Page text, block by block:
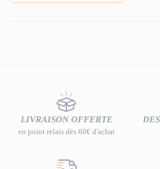
LIVRAISON OFFERTE
en point relais dès 60€ d'achat